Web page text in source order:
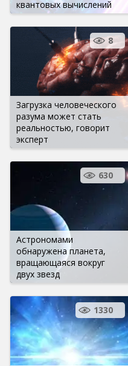
квантовых вычислений
Загрузка человеческого
разума может стать
реальностью, говорит
эксперт
8
Астрономами
обнаружена планета,
вращающаяся вокруг
двух звезд
630
1330